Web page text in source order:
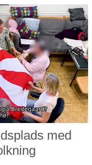
med